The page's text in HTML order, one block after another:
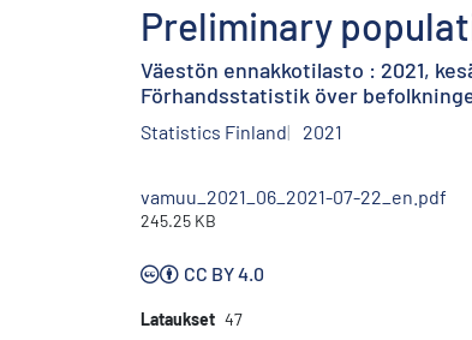
Preliminary
Väestön ennakkotilasto : 2021,
Förhandsstatistik över
Statistics Finland 2021
vamuu_2021_06_2021-07-22_en.pdf
245.25 KB
CC BY 4.0
Lataukset 47